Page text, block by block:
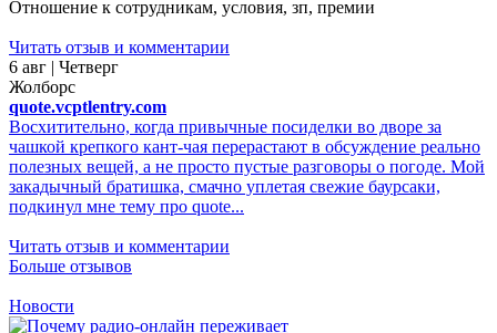
Отношение к сотрудникам, условия, зп, премии
Читать отзыв и комментарии
6 авг | Четверг
Жолборс
quote.vcptlentry.com
Восхитительно, когда привычные посиделки во дворе за
чашкой крепкого кант-чая перерастают в обсуждение реально
полезных вещей, а не просто пустые разговоры о погоде. Мой
закадычный братишка, смачно уплетая свежие баурсаки,
подкинул мне тему про quote...
Читать отзыв и комментарии
Больше отзывов
Новости